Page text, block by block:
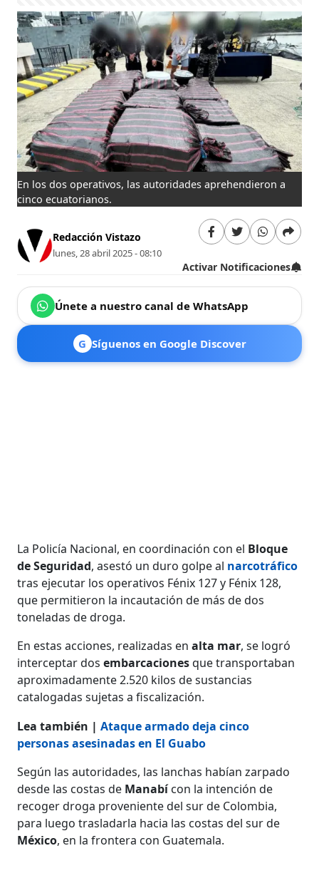
En los dos operativos, las autoridades aprehendieron a
cinco ecuatorianos.
Redacción Vistazo
lunes, 28 abril 2025 - 08:10
Activar Notificaciones
Únete a nuestro canal de WhatsApp
G Síguenos en Google Discover
La Policía Nacional, en coordinación con el Bloque
de Seguridad, asestó un duro golpe al narcotráfico
tras ejecutar los operativos Fénix 127 y Fénix 128,
que permitieron la incautación de más de dos
toneladas de droga.
En estas acciones, realizadas enalta mar, se logró
interceptar dosembarcacionesque transportaban
aproximadamente 2.520 kilos de sustancias
catalogadas sujetas a fiscalización.
Lea también |Ataque armado deja cinco
personas asesinadas en El Guabo
Según las autoridades, las lanchas habían zarpado
desde las costas de Manabícon la intención de
recoger droga proveniente del sur de Colombia,
para luego trasladarla hacia las costas del sur de
México, en la frontera con Guatemala.